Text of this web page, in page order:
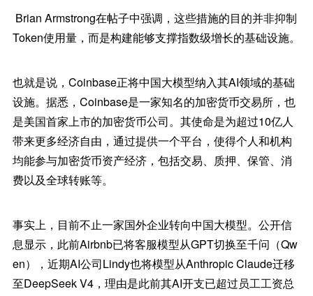
Brian Armstrong在帖子中强调，这些措施的目的并非抑制
Token使用量，而是构建能够支撑指数级增长的基础设施。
也就是说，Coinbase正将中国大模型纳入其AI领域的基础
设施。据悉，Coinbase是一家知名的加密货币交易所，也
是美国首家上市的加密货币公司。其使命是为超过10亿人
带来更多经济自由，通过提供一个平台，使得个人和机构
均能参与加密货币资产经济，包括交易、质押、保管、消
费以及全球转账等。
事实上，目前不止一家国外企业转向中国大模型。公开信
息显示，此前Airbnb已将客服模型从GPT切换至千问（Qw
en），近期AI公司Lindy也将模型从Anthropic Claude迁移
至DeepSeek V4，理由是此前其AI开支已超过员工工资总